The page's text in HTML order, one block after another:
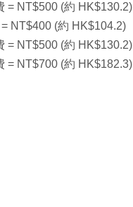
= NT$500 (約 HK$130.2)
NT$400 (約 HK$104.2)
= NT$500 (約 HK$130.2)
= NT$700 (約 HK$182.3)